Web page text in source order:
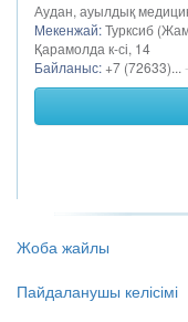
Аудан, ауылдық
Мекенжай:Турксиб
Қарамолда к-сі, 14
Байланыс: +7 (72633)...
Жоба жайлы
Пайдаланушы келісімі